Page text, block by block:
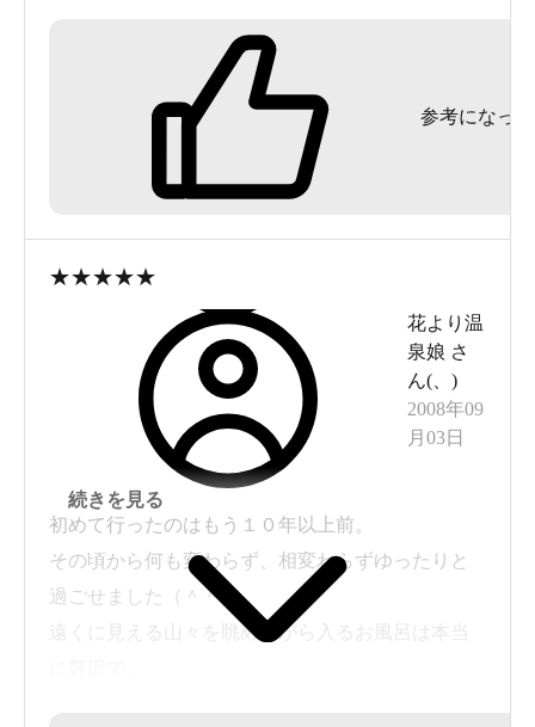
参考になった
★★★★★
花より温
泉娘 さ
ん(
)
2008年09
月03日
初めて行ったのはもう１０年以上前。
その頃から何も変わらず、相変わらずゆったりと
過ごせました（＾＾）
遠くに見える山々を眺めながら入るお風呂は本当
続きを見る